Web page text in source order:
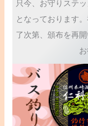
只今、お守りステ
となっております
了次第、頒布を再